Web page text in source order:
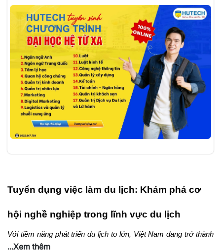
Tuyển dụng việc làm du lịch: Khám phá cơ
hội nghề nghiệp trong lĩnh vực du lịch
Với tiềm năng phát triển du lịch to lớn, Việt Nam đang trở thành
điểm đến hấp dẫn của du khách trong và ngoài nước. Đây là tín
...Xem thêm